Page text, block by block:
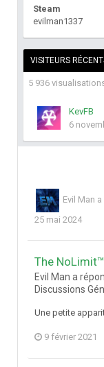
Steam
evilman1337
VISITEURS
5 936
KevFB
6
Evil Man
25 mai 2024
The NoLimit™
Evil Man a
Discussions
Une petite
9 février 2021